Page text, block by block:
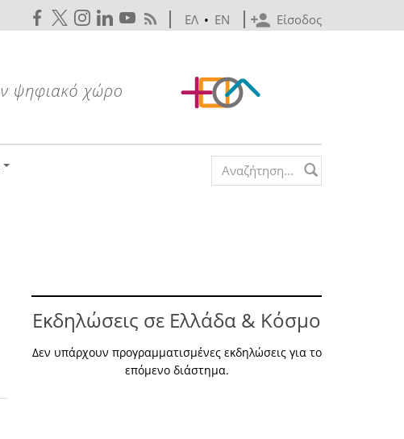
Είσοδος
ΕΛ • EN
Search form
Εκδηλώσεις σε Ελλάδα & Κόσμο
Δεν υπάρχουν προγραμματισμένες εκδηλώσεις για το
επόμενο διάστημα.